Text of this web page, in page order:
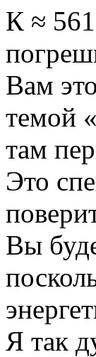
К ≈
Вам
темой
там
Это
Вы
Я так